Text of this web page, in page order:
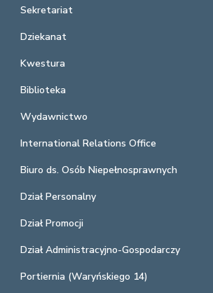
Sekretariat
Dziekanat
Kwestura
Biblioteka
Wydawnictwo
International Relations Office
Biuro ds. Osób Niepełnosprawnych
Dział Personalny
Dział Promocji
Dział Administracyjno-Gospodarczy
Portiernia (Waryńskiego 14)